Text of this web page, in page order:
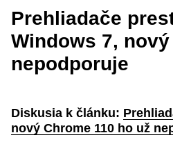
Prehliadače
Windows 7,
nepodporuje
Diskusia k článku:
nový Chrome 110 ho už